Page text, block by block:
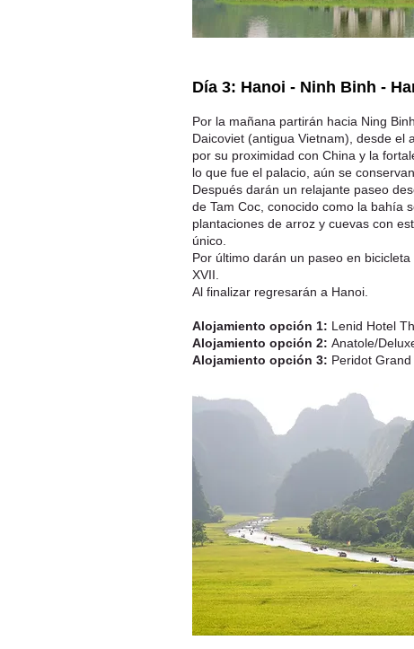
Día 3: Hanoi - Ninh Binh -
Por la mañana partirán hacia Ning
Daicoviet (antigua Vietnam), desde el
por su proximidad con China y la
lo que fue el palacio, aún se
Después darán un relajante paseo
de Tam Coc, conocido como la bahía
plantaciones de arroz y cuevas con
único.
Por último darán un paseo en
XVII.
Al finalizar regresarán a Hanoi.
Alojamiento opción 1: Lenid Hotel
Alojamiento opción 2: Anatole/
Alojamiento opción 3: Peridot